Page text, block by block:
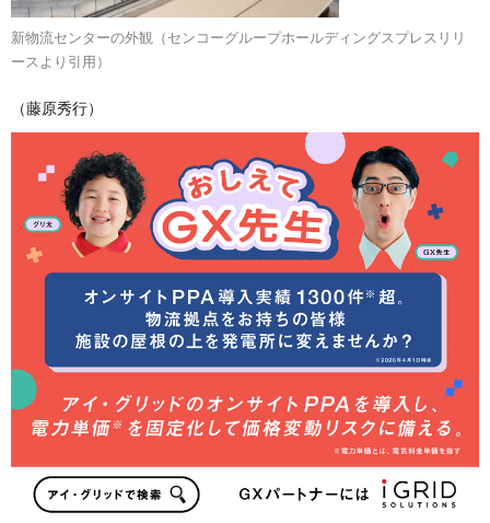
新物流センターの外観（センコーグループホールディングスプレスリリ
ースより引用）
（藤原秀行）